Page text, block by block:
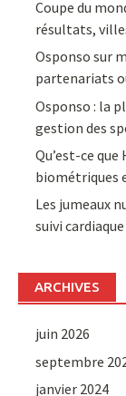
Coupe du
résultats,
Osponso sur
partenariats
Osponso : la
gestion des
Qu’est-ce que
biométriques
Les jumeaux
suivi
ARCHIVES
juin 2026
septembre
janvier 2024